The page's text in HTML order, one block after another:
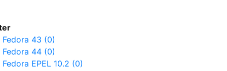
Fedora 43 (0)
Fedora 44 (0)
Fedora EPEL 10.2 (0)